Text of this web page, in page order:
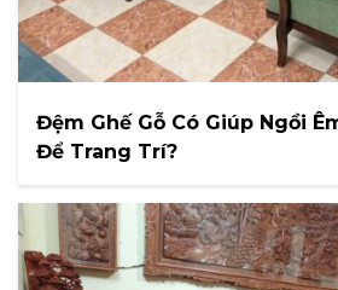
Đệm Ghế Gỗ Có Giúp Ngồi
Để Trang Trí?